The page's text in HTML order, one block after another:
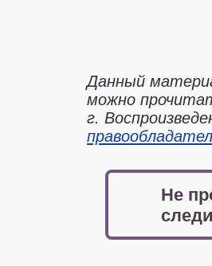
Данный
можно
г.
Не